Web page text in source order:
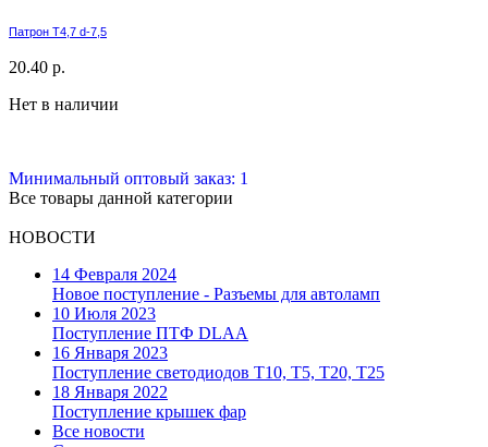
Патрон T4,7 d-7,5
20.40 р.
Нет в наличии
Минимальный оптовый заказ: 1
Все товары данной категории
НОВОСТИ
14 Февраля 2024
Новое поступление - Разъемы для автоламп
10 Июля 2023
Поступление ПТФ DLAA
16 Января 2023
Поступление светодиодов T10, T5, T20, T25
18 Января 2022
Поступление крышек фар
Все новости